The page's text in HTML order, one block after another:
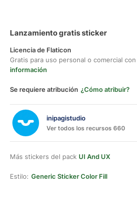
Lanzamiento gratis sticker
Licencia de Flaticon
Gratis para uso personal o comercial
información
Se requiere atribución ¿Cómo atribuir?
inipagistudio
Ver todos los recursos 660
Más stickers del pack UI And UX
Estilo: Generic Sticker Color Fill